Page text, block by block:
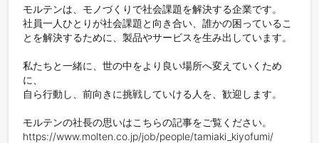
モルテンは、モノづくりで社会課題を解決する企業です。
社員⼀⼈ひとりが社会課題と向き合い、誰かの困っているこ
とを解決するために、製品やサービスを⽣み出しています。
私たちと⼀緒に、世の中をより良い場所へ変えていくため
に、
⾃ら⾏動し、前向きに挑戦していける⼈を、歓迎します。
モルテンの社長の思いはこちらの記事をご覧ください。
https://www.molten.co.jp/job/people/tamiaki_kiyofumi/